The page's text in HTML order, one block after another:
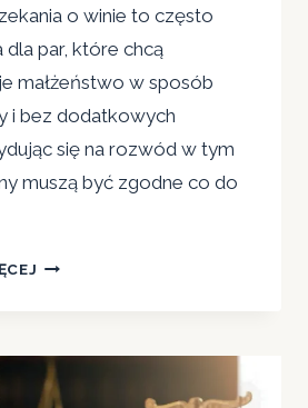
o winie to często
par, które chcą
małżeństwo w sposób
i bez dodatkowych
się na rozwód w tym
muszą być zgodne co do
SZYBKI
O
WINIE